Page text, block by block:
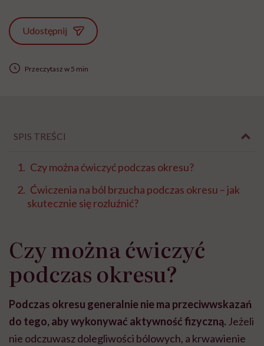
Udostępnij
Przeczytasz w 5 min
SPIS TREŚCI
Czy można ćwiczyć podczas okresu?
Ćwiczenia na ból brzucha podczas okresu – jak
skutecznie się rozluźnić?
Czy można ćwiczyć
podczas okresu?
Podczas okresu generalnie nie ma przeciwwskazań
do tego, aby wykonywać aktywność fizyczną. Jeżeli
nie odczuwasz dolegliwości bólowych, a krwawienie